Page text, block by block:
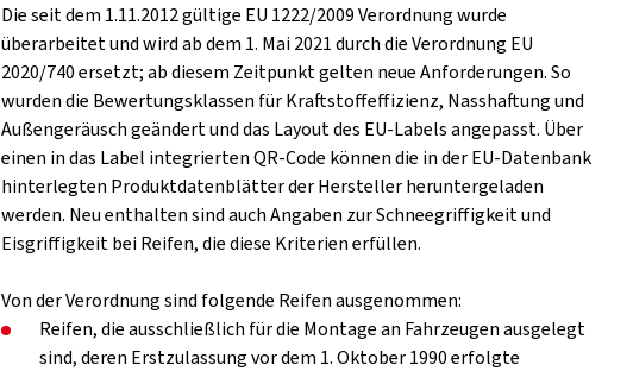
Die seit dem 1.11.2012 gültige EU 1222/2009 Verordnung wurde
überarbeitet und wird ab dem 1. Mai 2021 durch die Verordnung EU
2020/740 ersetzt; ab diesem Zeitpunkt gelten neue Anforderungen. So
wurden die Bewertungsklassen für Kraftstoffeffizienz, Nasshaftung und
Außengeräusch geändert und das Layout des EU-Labels angepasst. Über
einen in das Label integrierten QR-Code können die in der EU-Datenbank
hinterlegten Produktdatenblätter der Hersteller heruntergeladen
werden. Neu enthalten sind auch Angaben zur Schneegriffigkeit und
Eisgriffigkeit bei Reifen, die diese Kriterien erfüllen.
Von der Verordnung sind folgende Reifen ausgenommen:
Reifen, die ausschließlich für die Montage an Fahrzeugen ausgelegt
sind, deren Erstzulassung vor dem 1. Oktober 1990 erfolgte